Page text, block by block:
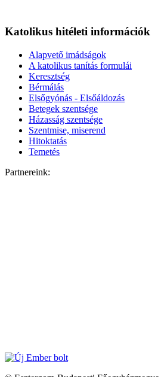
Katolikus hitéleti információk
Alapvető imádságok
A katolikus tanítás formulái
Keresztség
Bérmálás
Elsőgyónás - Elsőáldozás
Betegek szentsége
Házasság szentsége
Szentmise, miserend
Hitoktatás
Temetés
Partnereink: